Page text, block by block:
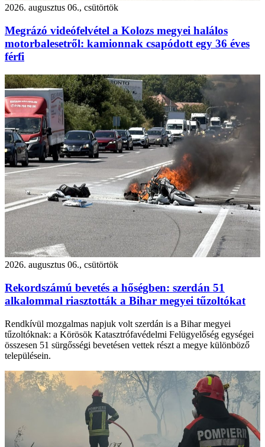
2026. augusztus 06., csütörtök
Megrázó videófelvétel a Kolozs megyei halálos
motorbalesetről: kamionnak csapódott egy 36 éves
férfi
2026. augusztus 06., csütörtök
Rekordszámú bevetés a hőségben: szerdán 51
alkalommal riasztották a Bihar megyei tűzoltókat
Rendkívül mozgalmas napjuk volt szerdán is a Bihar megyei
tűzoltóknak: a Körösök Katasztrófavédelmi Felügyelőség egységei
összesen 51 sürgősségi bevetésen vettek részt a megye különböző
településein.